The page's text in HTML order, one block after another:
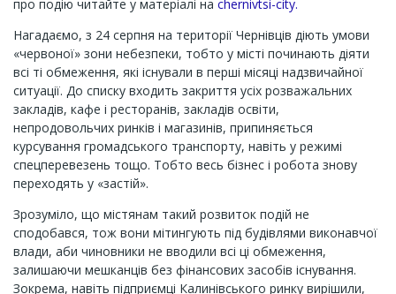
про подію читайте у матеріалі на chernivtsi-city.
Нагадаємо, з 24 серпня на території Чернівців діють умови
«червоної» зони небезпеки, тобто у місті починають діяти
всі ті обмеження, які існували в перші місяці надзвичайної
ситуації. До списку входить закриття усіх розважальних
закладів, кафе і ресторанів, закладів освіти,
непродовольчих ринків і магазинів, припиняється
курсування громадського транспорту, навіть у режимі
спецперевезень тощо. Тобто весь бізнес і робота знову
переходять у «застій».
Зрозуміло, що містянам такий розвиток подій не
сподобався, тож вони мітингують під будівлями виконавчої
влади, аби чиновники не вводили всі ці обмеження,
залишаючи мешканців без фінансових засобів існування.
Зокрема, навіть підприємці Калинівського ринку вирішили,